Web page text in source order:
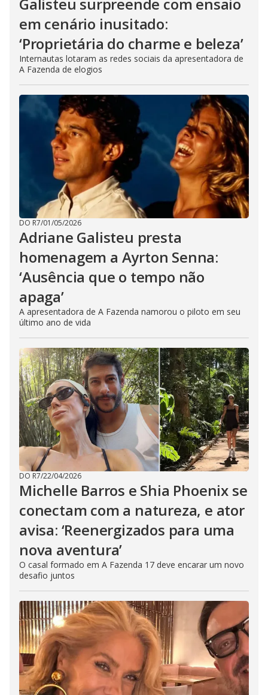
em cenário inusitado:
‘Proprietária do charme e beleza’
Internautas lotaram as redes sociais da apresentadora de
A Fazenda de elogios
DO R7/01/05/2026
Adriane Galisteu presta
homenagem a Ayrton Senna:
‘Ausência que o tempo não
apaga’
A apresentadora de A Fazenda namorou o piloto em seu
último ano de vida
DO R7/22/04/2026
Michelle Barros e Shia Phoenix se
conectam com a natureza, e ator
avisa: ‘Reenergizados para uma
nova aventura’
O casal formado em A Fazenda 17 deve encarar um novo
desafio juntos